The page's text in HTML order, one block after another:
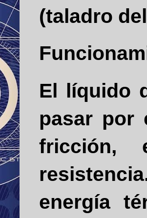
(taladro
El líquido
pasar por
fricción,
energía